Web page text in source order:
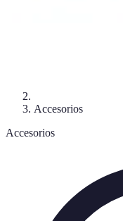
Accesorios
Accesorios